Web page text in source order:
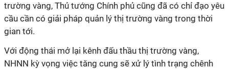
trường vàng, Thủ tướng Chính phủ cũng đã có chỉ đạo yêu
cầu cần có giải pháp quản lý thị trường vàng trong thời
gian tới.
Với động thái mở lại kênh đấu thầu thị trường vàng,
NHNN kỳ vọng việc tăng cung sẽ xử lý tình trạng chênh